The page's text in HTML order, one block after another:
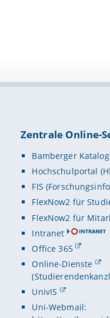
Zentrale Online-
Bamberger
Hochschulportal
FIS
FlexNow2 für
FlexNow2 für
Intranet
Office 365
Online-Dienste
UnivIS
Uni-Webmail: